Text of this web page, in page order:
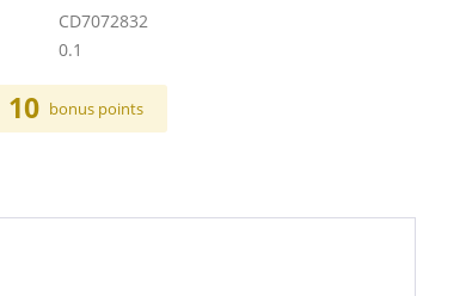
CD7072832
0.1
10 bonus points